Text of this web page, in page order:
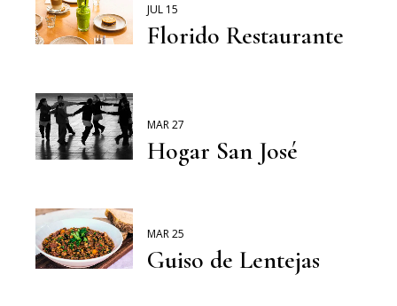
JUL 15
Florido Restaurante
MAR 27
Hogar San José
MAR 25
Guiso de Lentejas